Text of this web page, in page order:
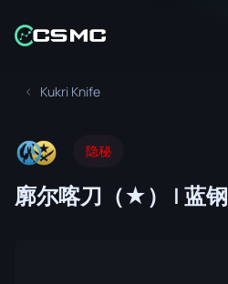
Kukri Knife
隐秘
廓尔喀刀（★） | 蓝钢